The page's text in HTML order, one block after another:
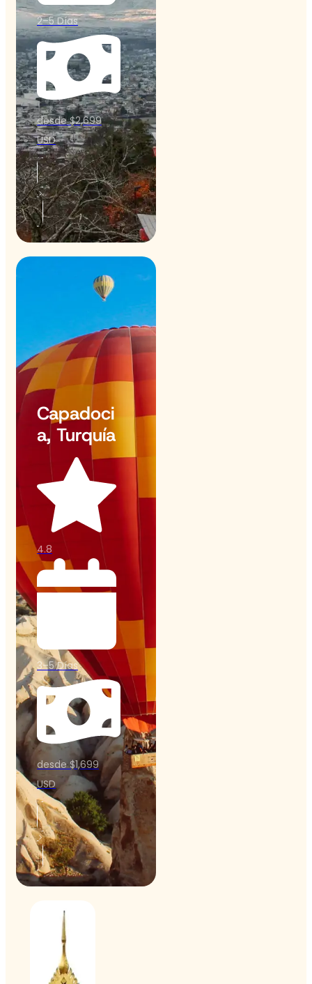
2–5 Días
desde $2,699
USD
Capadoci
a, Turquía
4.8
3–5 Días
desde $1,699
USD